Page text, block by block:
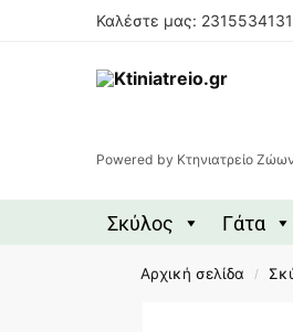
Καλέστε μας: 2315534131
Powered by Κτηνιατρείο
Σκύλος Γάτα
Αρχική σελίδα /